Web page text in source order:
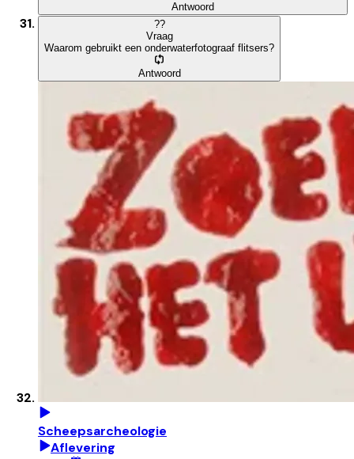
Antwoord
??
Vraag
Waarom gebruikt een onderwaterfotograaf flitsers?
Antwoord
Scheepsarcheologie
Aflevering